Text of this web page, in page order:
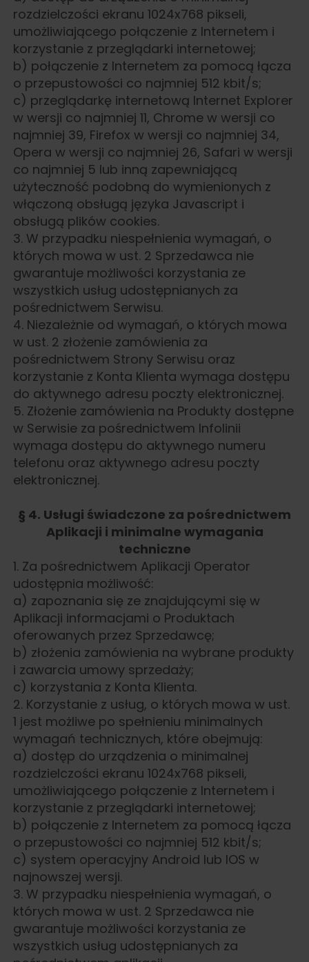
rozdzielczości ekranu 1024x768 pikseli,
umożliwiającego połączenie z Internetem i
korzystanie z przeglądarki internetowej;
b) połączenie z Internetem za pomocą łącza
o przepustowości co najmniej 512 kbit/s;
c) przeglądarkę internetową Internet Explorer
w wersji co najmniej 11, Chrome w wersji co
najmniej 39, Firefox w wersji co najmniej 34,
Opera w wersji co najmniej 26, Safari w wersji
co najmniej 5 lub inną zapewniającą
użyteczność podobną do wymienionych z
włączoną obsługą języka Javascript i
obsługą plików cookies.
3. W przypadku niespełnienia wymagań, o
których mowa w ust. 2 Sprzedawca nie
gwarantuje możliwości korzystania ze
wszystkich usług udostępnianych za
pośrednictwem Serwisu.
4. Niezależnie od wymagań, o których mowa
w ust. 2 złożenie zamówienia za
pośrednictwem Strony Serwisu oraz
korzystanie z Konta Klienta wymaga dostępu
do aktywnego adresu poczty elektronicznej.
5. Złożenie zamówienia na Produkty dostępne
w Serwisie za pośrednictwem Infolinii
wymaga dostępu do aktywnego numeru
telefonu oraz aktywnego adresu poczty
elektronicznej.
§ 4. Usługi świadczone za pośrednictwem
Aplikacji i minimalne wymagania
techniczne
1. Za pośrednictwem Aplikacji Operator
udostępnia możliwość:
a) zapoznania się ze znajdującymi się w
Aplikacji informacjami o Produktach
oferowanych przez Sprzedawcę;
b) złożenia zamówienia na wybrane produkty
i zawarcia umowy sprzedaży;
c) korzystania z Konta Klienta.
2. Korzystanie z usług, o których mowa w ust.
1 jest możliwe po spełnieniu minimalnych
wymagań technicznych, które obejmują:
a) dostęp do urządzenia o minimalnej
rozdzielczości ekranu 1024x768 pikseli,
umożliwiającego połączenie z Internetem i
korzystanie z przeglądarki internetowej;
b) połączenie z Internetem za pomocą łącza
o przepustowości co najmniej 512 kbit/s;
c) system operacyjny Android lub IOS w
najnowszej wersji.
3. W przypadku niespełnienia wymagań, o
których mowa w ust. 2 Sprzedawca nie
gwarantuje możliwości korzystania ze
wszystkich usług udostępnianych za